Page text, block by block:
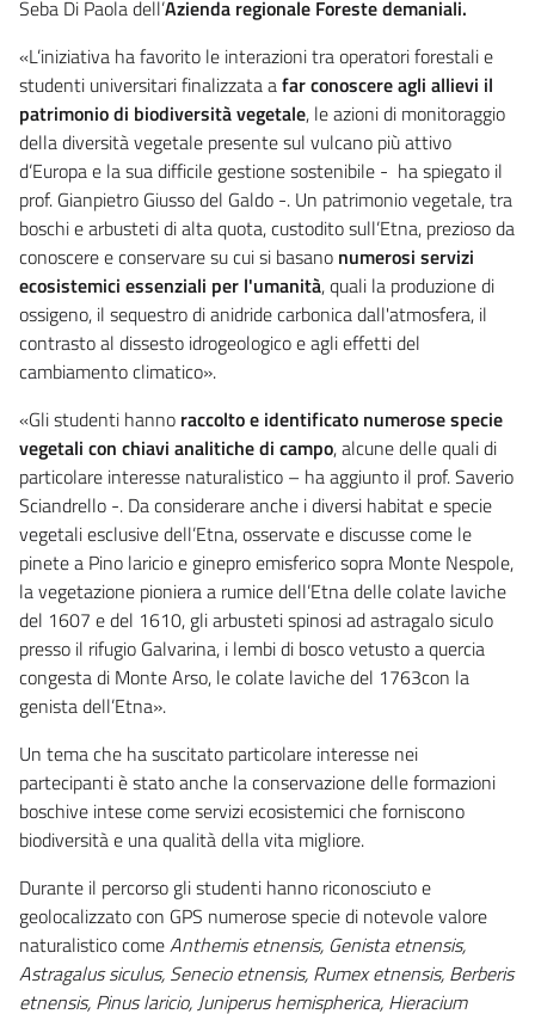
Seba Di Paola dell’Azienda regionale Foreste demaniali.
«L’iniziativa ha favorito le interazioni tra operatori forestali e
studenti universitari finalizzata afar conoscere agli allievi il
patrimonio di biodiversità vegetale, le azioni di monitoraggio
della diversità vegetale presente sul vulcano più attivo
d’Europa e la sua difficile gestione sostenibile - ha spiegato il
prof. Gianpietro Giusso del Galdo -. Un patrimonio vegetale, tra
boschi e arbusteti di alta quota, custodito sull’Etna, prezioso da
conoscere e conservare su cui si basano numerosi servizi
ecosistemici essenziali per l'umanità, quali la produzione di
ossigeno, il sequestro di anidride carbonica dall'atmosfera, il
contrasto al dissesto idrogeologico e agli effetti del
cambiamento climatico».
«Gli studenti hanno raccolto e identificato numerose specie
vegetali con chiavi analitiche di campo, alcune delle quali di
particolare interesse naturalistico – ha aggiunto il prof. Saverio
Sciandrello -. Da considerare anche i diversi habitat e specie
vegetali esclusive dell’Etna, osservate e discusse come le
pinete a Pino laricio e ginepro emisferico sopra Monte Nespole,
la vegetazione pioniera a rumice dell’Etna delle colate laviche
del 1607 e del 1610, gli arbusteti spinosi ad astragalo siculo
presso il rifugio Galvarina, i lembi di bosco vetusto a quercia
congesta di Monte Arso, le colate laviche del 1763con la
genista dell’Etna».
Un tema che ha suscitato particolare interesse nei
partecipanti è stato anche la conservazione delle formazioni
boschive intese come servizi ecosistemici che forniscono
biodiversità e una qualità della vita migliore.
Durante il percorso gli studenti hanno riconosciuto e
geolocalizzato con GPS numerose specie di notevole valore
naturalistico comeAnthemis etnensis, Genista etnensis,
Astragalus siculus, Senecio etnensis, Rumex etnensis, Berberis
etnensis, Pinus laricio, Juniperus hemispherica, Hieracium